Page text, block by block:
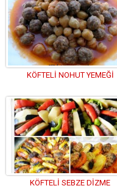
KÖFTELİ NOHUT YEMEĞİ
KÖFTELİ SEBZE DİZME